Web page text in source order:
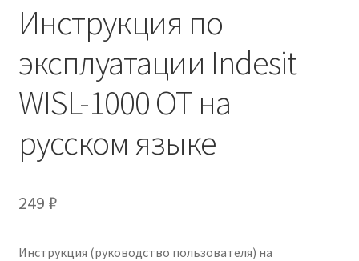
Инструкция по
эксплуатации Indesit
WISL-1000 OT на
русском языке
249 ₽
Инструкция (руководство пользователя) на